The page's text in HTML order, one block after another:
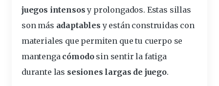
juegos intensosy prolongados. Estas sillas
son más adaptables y están construidas con
materiales que permiten que tu cuerpo se
mantenga cómodosin sentir la fatiga
durante las sesiones largas de juego.